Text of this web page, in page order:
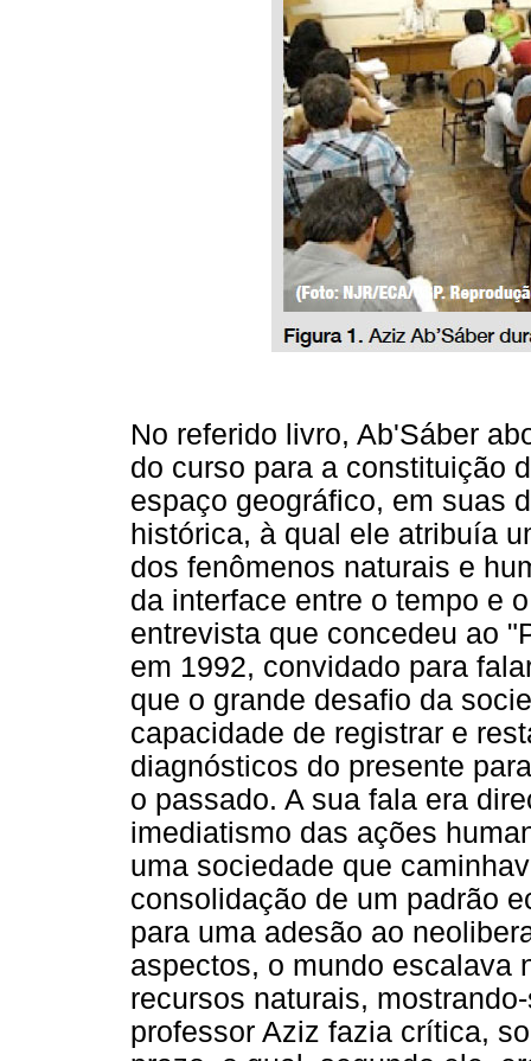
No referido livro, Ab'Sáber
do curso para a constituição
espaço geográfico, em suas
histórica, à qual ele atribuía
dos fenômenos naturais e
da interface entre o tempo e
entrevista que concedeu ao
em 1992, convidado para
que o grande desafio da
capacidade de registrar e
diagnósticos do presente
o passado. A sua fala era
imediatismo das ações
uma sociedade que
consolidação de um padrão
para uma adesão ao
aspectos, o mundo escalava
recursos naturais,
professor Aziz fazia crítica,